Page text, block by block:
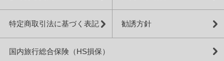
特定商取引法に基づく表記 勧誘方針
国内旅行総合保険（HS損保）